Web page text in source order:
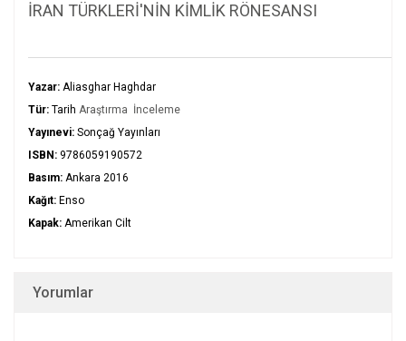
İRAN TÜRKLERİ'NİN KİMLİK RÖNESANSI
Yazar: Aliasghar Haghdar
Tür: Tarih Araştırma İnceleme
Yayınevi: Sonçağ Yayınları
ISBN: 9786059190572
Basım: Ankara 2016
Kağıt: Enso
Kapak: Amerikan Cilt
Yorumlar